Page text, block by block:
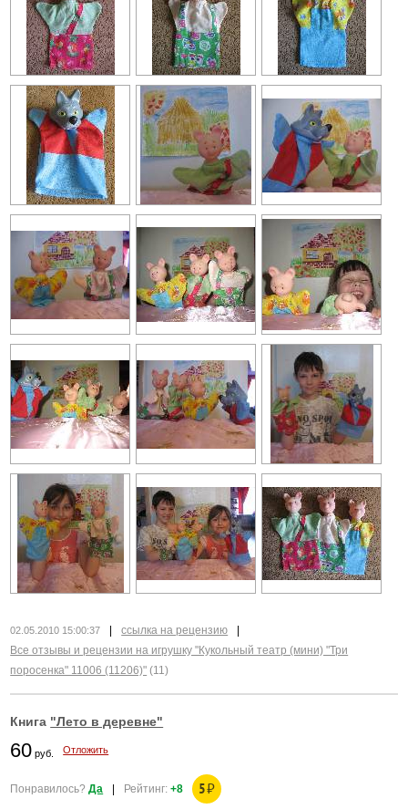
02.05.2010 15:00:37 ссылка на рецензию
Все отзывы и рецензии на игрушку "Кукольный театр (мини) "Три
поросенка" 11006 (11206)" (11)
Книга "Лето в деревне"
60 руб. Отложить
Понравилось?Да | Рейтинг:+8 5₽